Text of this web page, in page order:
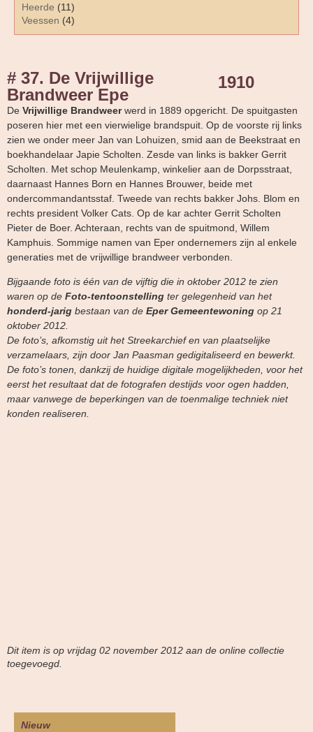
Heerde (11)
Veessen (4)
# 37. De Vrijwillige
Brandweer Epe
1910
De Vrijwillige Brandweerwerd in 1889 opgericht. De spuitgasten
poseren hier met een vierwielige brandspuit. Op de voorste rij links
zien we onder meer Jan van Lohuizen, smid aan de Beekstraat en
boekhandelaar Japie Scholten. Zesde van links is bakker Gerrit
Scholten. Met schop Meulenkamp, winkelier aan de Dorpsstraat,
daarnaast Hannes Born en Hannes Brouwer, beide met
ondercommandantsstaf. Tweede van rechts bakker Johs. Blom en
rechts president Volker Cats. Op de kar achter Gerrit Scholten
Pieter de Boer. Achteraan, rechts van de spuitmond, Willem
Kamphuis. Sommige namen van Eper ondernemers zijn al enkele
generaties met de vrijwillige brandweer verbonden.
Bijgaande foto is één van de vijftig die in oktober 2012 te zien
waren op de Foto-tentoonstelling ter gelegenheid van het
honderd-jarig bestaan van de Eper Gemeentewoning op 21
oktober 2012.
De foto’s, afkomstig uit het Streekarchief en van plaatselijke
verzamelaars, zijn door Jan Paasman gedigitaliseerd en bewerkt.
De foto’s tonen, dankzij de huidige digitale mogelijkheden, voor het
eerst het resultaat dat de fotografen destijds voor ogen hadden,
maar vanwege de beperkingen van de toenmalige techniek niet
konden realiseren.
Dit item is op vrijdag 02 november 2012 aan de online collectie
toegevoegd.
Nieuw